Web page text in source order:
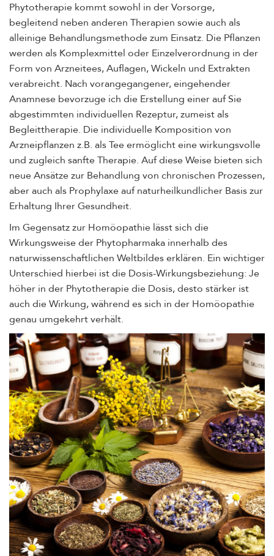
Phytotherapie kommt sowohl in der Vorsorge,
begleitend neben anderen Therapien sowie auch als
alleinige Behandlungsmethode zum Einsatz. Die Pflanzen
werden als Komplexmittel oder Einzelverordnung in der
Form von Arzneitees, Auflagen, Wickeln und Extrakten
verabreicht. Nach vorangegangener, eingehender
Anamnese bevorzuge ich die Erstellung einer auf Sie
abgestimmten individuellen Rezeptur, zumeist als
Begleittherapie. Die individuelle Komposition von
Arzneipflanzen z.B. als Tee ermöglicht eine wirkungsvolle
und zugleich sanfte Therapie. Auf diese Weise bieten sich
neue Ansätze zur Behandlung von chronischen Prozessen,
aber auch als Prophylaxe auf naturheilkundlicher Basis zur
Erhaltung Ihrer Gesundheit.
Im Gegensatz zur Homöopathie lässt sich die
Wirkungsweise der Phytopharmaka innerhalb des
naturwissenschaftlichen Weltbildes erklären. Ein wichtiger
Unterschied hierbei ist die Dosis-Wirkungsbeziehung: Je
höher in der Phytotherapie die Dosis, desto stärker ist
auch die Wirkung, während es sich in der Homöopathie
genau umgekehrt verhält.